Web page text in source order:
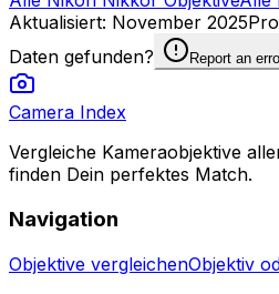
Aktualisiert: November 2025
Daten gefunden?
Report an
Camera Index
Vergleiche Kameraobjektive
finden Dein perfektes Match.
Navigation
Objektive vergleichenObjektiv